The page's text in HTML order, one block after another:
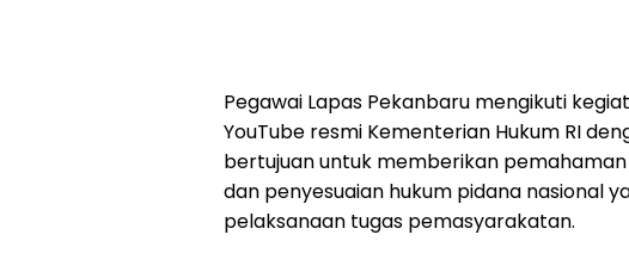
Pegawai Lapas Pekanbaru mengikuti
YouTube resmi Kementerian Hukum RI
bertujuan untuk memberikan
dan penyesuaian hukum pidana nasional
pelaksanaan tugas pemasyarakatan.